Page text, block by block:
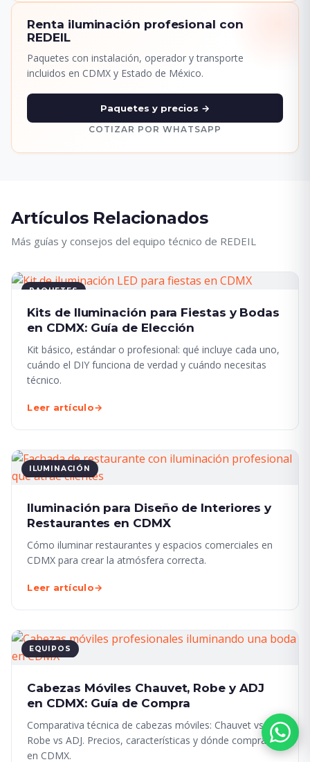
Renta iluminación profesional con
REDEIL
Paquetes con instalación, operador y transporte
incluidos en CDMX y Estado de México.
Paquetes y precios →
COTIZAR POR WHATSAPP
Artículos Relacionados
Más guías y consejos del equipo técnico de REDEIL
PAQUETES
Kits de Iluminación para Fiestas y Bodas
en CDMX: Guía de Elección
Kit básico, estándar o profesional: qué incluye cada uno,
cuándo el DIY funciona de verdad y cuándo necesitas
técnico.
Leer artículo→
ILUMINACIÓN
Iluminación para Diseño de Interiores y
Restaurantes en CDMX
Cómo iluminar restaurantes y espacios comerciales en
CDMX para crear la atmósfera correcta.
Leer artículo→
EQUIPOS
Cabezas Móviles Chauvet, Robe y ADJ
en CDMX: Guía de Compra
Comparativa técnica de cabezas móviles: Chauvet vs
Robe vs ADJ. Precios, características y dónde comprar
en CDMX.